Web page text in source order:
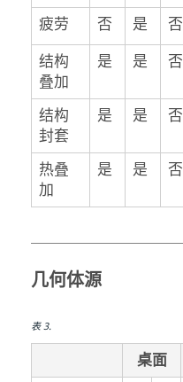
疲劳
否 是 否
结构
叠加
是 是 否
结构
封套
是 是 否
热叠
加
是 是 否
几何体源
表3.
桌面